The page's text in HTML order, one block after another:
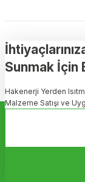
Görüş ve
Ürün resmi
Ürün
Ürün bilgilerinde
Ürün fiyatı diğer
Bu ürüne benzer
Sunmak İçin
Hakenerji Yerden
Malzeme Satışı ve